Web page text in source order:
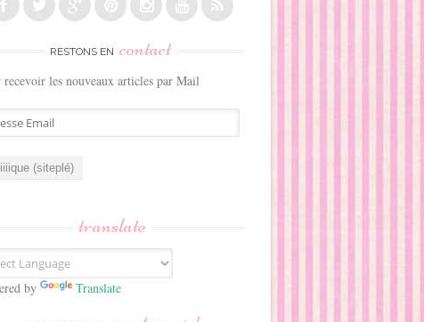
RESTONS EN contact
recevoir les nouveaux articles par Mail
translate
by Translate